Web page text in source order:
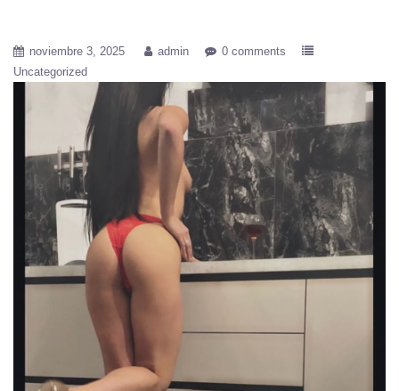
noviembre 3, 2025 admin
0 comments
Uncategorized